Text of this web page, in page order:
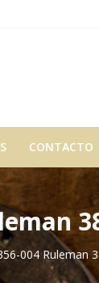
CONTACTO
004 Ruleman